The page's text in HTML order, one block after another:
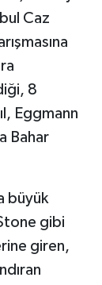
Caz
8
Eggmann
Bahar
büyük
gibi
giren,